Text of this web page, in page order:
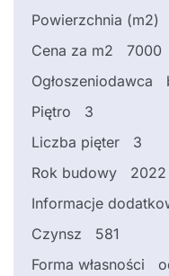
Powierzchnia (m2)
Cena za m2
7000
Ogłoszeniodawca
Piętro
3
Liczba pięter
3
Rok budowy
2022
Informacje
Czynsz
581
Forma własności